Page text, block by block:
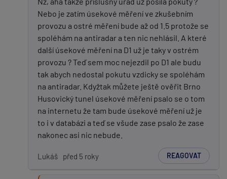
Nebo je zatím úsekové měření ve zkušebním
provozu a ostré měření bude až od 1.5 protože se
spoléhám na antiradar a ten nic nehlásil. A které
další úsekové měření na D1 už je taky v ostrém
provozu ? Teď sem moc nejezdil po D1 ale budu
tak abych nedostal pokutu vzdicky se spoléhám
na antiradar. Kdyžtak můžete ještě ověřit Brno
Husovický tunel úsekové měření psalo se o tom
na internetu že tam bude úsekové měření už je
to i v databázi a teď se všude zase psalo že zase
nakonec asi nic nebude.
Lukáš před 5 roky REAGOVAT